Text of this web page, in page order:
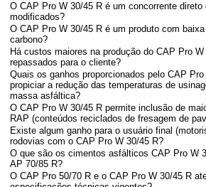
O CAP Pro W 30/45 R é um concorrente direto
modificados?
O CAP Pro W 30/45 R é um produto com
carbono?
Há custos maiores na produção do CAP Pro
repassados para o cliente?
Quais os ganhos proporcionados pelo CAP
propiciar a redução das temperaturas de
massa asfáltica?
O CAP Pro W 30/45 R permite inclusão de
RAP (conteúdos reciclados de fresagem de
Existe algum ganho para o usuário final
rodovias com o CAP Pro W 30/45 R?
O que são os cimentos asfálticos CAP Pro W
AP 70/85 R?
O CAP Pro 50/70 R e o CAP Pro W 30/45 R